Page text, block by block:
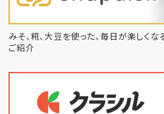
みそ、糀、大豆を使った、毎日が楽しくな
ご紹介